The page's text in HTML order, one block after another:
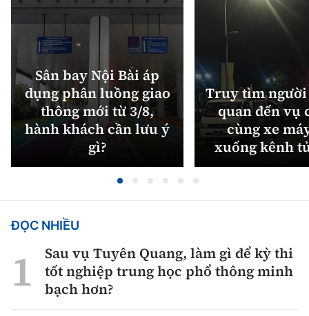
Sân bay Nội Bài áp
dụng phân luồng giao
thông mới từ 3/8,
hành khách cần lưu ý
gì?
Truy tìm
quan đến vụ
cùng xe
xuống kênh
ĐỌC NHIỀU
Sau vụ Tuyên Quang, làm gì để kỳ thi
tốt nghiệp trung học phổ thông minh
bạch hơn?